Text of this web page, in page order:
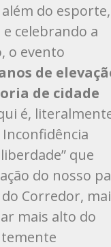
do esporte,
celebrando a
o evento
de
de cidade
é,
que
do nosso
do Corredor,
mais alto do